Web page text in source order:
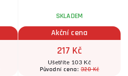
SKLADEM
Akční cena
217 Kč
Ušetříte 103 Kč
Původní cena:320 Kč